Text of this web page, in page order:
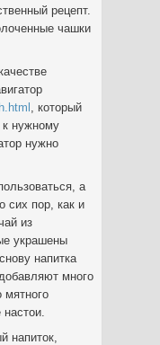
рецепт.
чашки
, который
к нужному
нужно
а
сих пор, как и
из
украшены
напитка
много
мятного
напиток,